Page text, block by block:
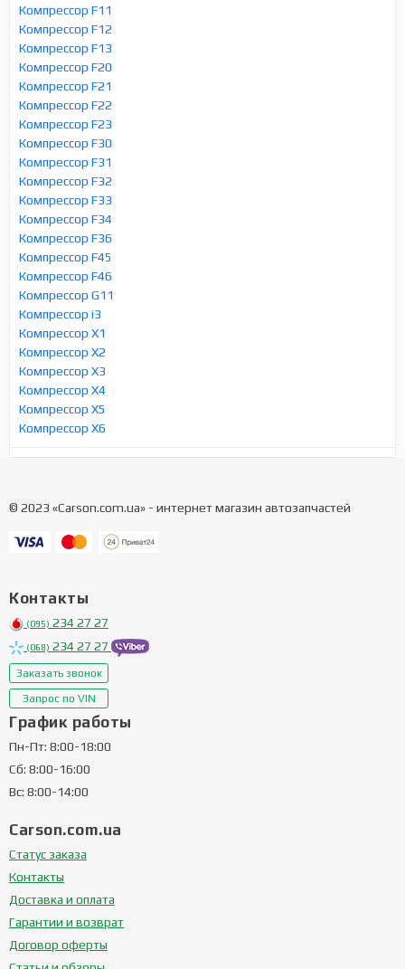
Компрессор F11
Компрессор F12
Компрессор F13
Компрессор F20
Компрессор F21
Компрессор F22
Компрессор F23
Компрессор F30
Компрессор F31
Компрессор F32
Компрессор F33
Компрессор F34
Компрессор F36
Компрессор F45
Компрессор F46
Компрессор G11
Компрессор i3
Компрессор X1
Компрессор X2
Компрессор X3
Компрессор X4
Компрессор X5
Компрессор X6
© 2023 «Carson.com.ua» - интернет магазин автозапчастей
Контакты
(095) 234 27 27
(068) 234 27 27
Заказать звонок
Запрос по VIN
График работы
Пн-Пт: 8:00-18:00
Сб: 8:00-16:00
Вс: 8:00-14:00
Carson.com.ua
Статус заказа
Контакты
Доставка и оплата
Гарантии и возврат
Договор оферты